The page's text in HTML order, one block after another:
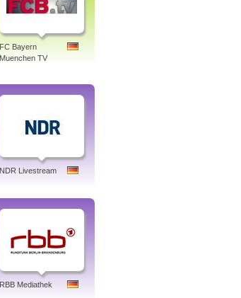
FC Bayern
Muenchen TV
NDR Livestream
RBB Mediathek